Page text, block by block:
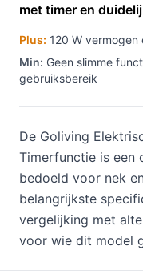
met timer en
Plus: 120 W
Min: Geen slimme
gebruiksbereik
De Goliving
Timerfunctie is een
bedoeld voor nek
belangrijkste
vergelijking met
voor wie dit model